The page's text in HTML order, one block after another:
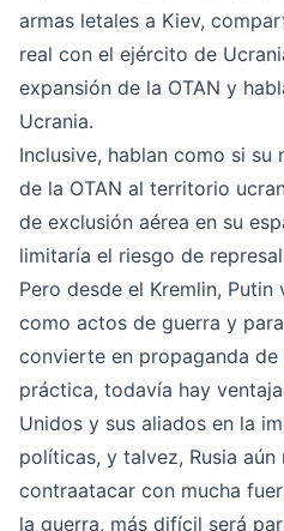
armas letales a Kiev,
real con el ejército de
expansión de la OTAN y
Ucrania.
Inclusive, hablan como si
de la OTAN al territorio
de exclusión aérea en su
limitaría el riesgo de
Pero desde el Kremlin,
como actos de guerra y
convierte en propaganda de
práctica, todavía hay
Unidos y sus aliados en la
políticas, y talvez, Rusia
contraatacar con mucha
la guerra, más difícil será